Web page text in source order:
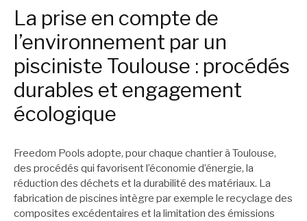
La prise en compte de
l’environnement par un
pisciniste Toulouse : procédés
durables et engagement
écologique
Freedom Pools adopte, pour chaque chantier à Toulouse,
des procédés qui favorisent l’économie d’énergie, la
réduction des déchets et la durabilité des matériaux. La
fabrication de piscines intègre par exemple le recyclage des
composites excédentaires et la limitation des émissions